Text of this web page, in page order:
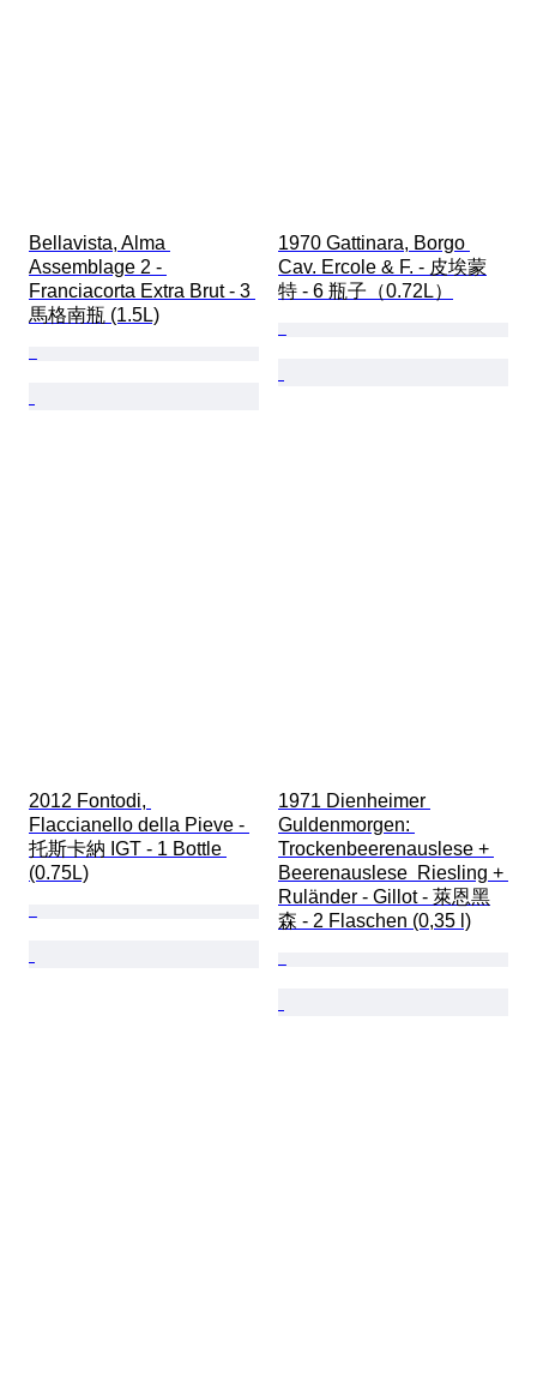
Bellavista, Alma
Assemblage 2 -
Franciacorta Extra Brut - 3
馬格南瓶 (1.5L)
1970 Gattinara, Borgo
Cav. Ercole & F. - 皮埃蒙
特 - 6 瓶子（0.72L）
2012 Fontodi,
Flaccianello della Pieve -
托斯卡納 IGT - 1 Bottle
(0.75L)
1971 Dienheimer
Guldenmorgen:
Trockenbeerenauslese +
Beerenauslese  Riesling +
Ruländer - Gillot - 萊恩黑
森 - 2 Flaschen (0,35 l)